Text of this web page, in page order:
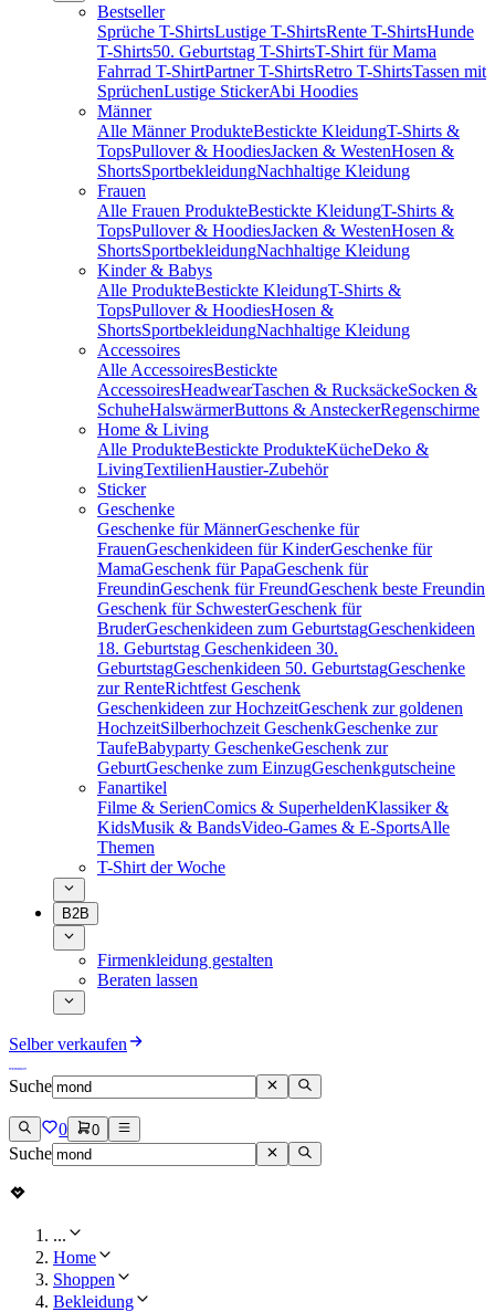
Bestseller
Sprüche T-ShirtsLustige T-ShirtsRente T-ShirtsHunde
T-Shirts50. Geburtstag T-ShirtsT-Shirt für Mama
Fahrrad T-ShirtPartner T-ShirtsRetro T-ShirtsTassen mit
SprüchenLustige StickerAbi Hoodies
Männer
Alle Männer ProdukteBestickte KleidungT-Shirts &
TopsPullover & HoodiesJacken & WestenHosen &
ShortsSportbekleidungNachhaltige Kleidung
Frauen
Alle Frauen ProdukteBestickte KleidungT-Shirts &
TopsPullover & HoodiesJacken & WestenHosen &
ShortsSportbekleidungNachhaltige Kleidung
Kinder & Babys
Alle ProdukteBestickte KleidungT-Shirts &
TopsPullover & HoodiesHosen &
ShortsSportbekleidungNachhaltige Kleidung
Accessoires
Alle AccessoiresBestickte
AccessoiresHeadwearTaschen & RucksäckeSocken &
SchuheHalswärmerButtons & AnsteckerRegenschirme
Home & Living
Alle ProdukteBestickte ProdukteKücheDeko &
LivingTextilienHaustier-Zubehör
Sticker
Geschenke
Geschenke für MännerGeschenke für
FrauenGeschenkideen für KinderGeschenke für
MamaGeschenk für PapaGeschenk für
FreundinGeschenk für FreundGeschenk beste Freundin
Geschenk für SchwesterGeschenk für
BruderGeschenkideen zum GeburtstagGeschenkideen
18. Geburtstag Geschenkideen 30.
GeburtstagGeschenkideen 50. GeburtstagGeschenke
zur RenteRichtfest Geschenk
Geschenkideen zur HochzeitGeschenk zur goldenen
HochzeitSilberhochzeit GeschenkGeschenke zur
TaufeBabyparty GeschenkeGeschenk zur
GeburtGeschenke zum EinzugGeschenkgutscheine
Fanartikel
Filme & SerienComics & SuperheldenKlassiker &
KidsMusik & BandsVideo-Games & E-SportsAlle
Themen
T-Shirt der Woche
B2B
Firmenkleidung gestalten
Beraten lassen
Selber verkaufen
Suche
0 0
Suche
...
Home
Shoppen
Bekleidung